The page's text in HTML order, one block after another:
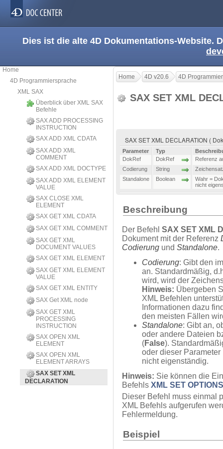
Dies ist die alte 4D Dokumentations-Website.
Home
4D Programmiersprache
XML SAX
Überblick über XML SAX
Befehle
SAX ADD PROCESSING
INSTRUCTION
SAX ADD XML CDATA
SAX ADD XML
COMMENT
SAX ADD XML DOCTYPE
SAX ADD XML ELEMENT
VALUE
SAX CLOSE XML
ELEMENT
SAX GET XML CDATA
SAX GET XML COMMENT
SAX GET XML
DOCUMENT VALUES
SAX GET XML ELEMENT
SAX GET XML ELEMENT
VALUE
SAX GET XML ENTITY
SAX Get XML node
SAX GET XML
PROCESSING
INSTRUCTION
SAX OPEN XML
ELEMENT
SAX OPEN XML
ELEMENT ARRAYS
SAX SET XML
DECLARATION
Home 4D v20.6 4D
SAX SET XML
SAX SET XML DECLARATION (
Parameter Typ
DokRef
DokRef
Referenz
Codierung
String
Standalone
Boolean
Wahr =
nicht
Beschreibung
Der Befehl SAX SET XML
Dokument mit der Referenz
Codierung und Standalone.
Codierung: Gibt den
an. Standardmäßig,
wird, wird der
Hinweis: Übergeben
XML Befehlen
Informationen dazu
den meisten Fällen
Standalone: Gibt an,
oder andere Dateien
(False).
oder dieser
nicht eigenständig.
Hinweis: Sie können die
Befehls XML SET OPTIONS
Dieser Befehl muss einmal
XML Befehls aufgerufen
Fehlermeldung.
Beispiel